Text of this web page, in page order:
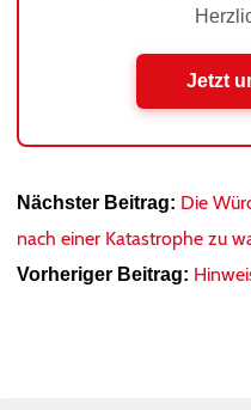
Jetzt
Nächster Beitrag: Die
nach einer Katastrophe zu
Vorheriger Beitrag: